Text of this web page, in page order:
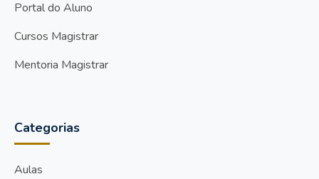
Portal do Aluno
Cursos Magistrar
Mentoria Magistrar
Categorias
Aulas